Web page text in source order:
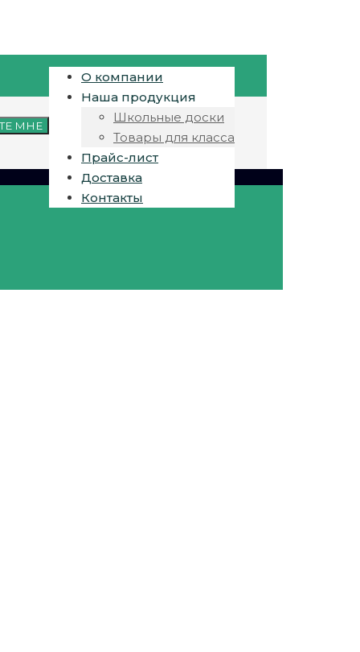
О компании
Наша продукция
Школьные доски
Товары для класса
Прайс-лист
Доставка
Контакты
МНЕ